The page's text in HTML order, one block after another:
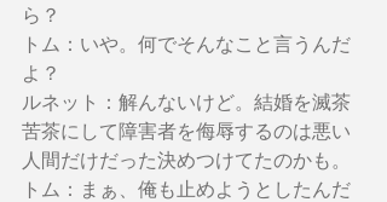
ら？
トム：いや。何でそんなこと言うんだ
よ？
ルネット：解んないけど。結婚を滅茶
苦茶にして障害者を侮辱するのは悪い
人間だけだった決めつけてたのかも。
トム：まぁ、俺も止めようとしたんだ